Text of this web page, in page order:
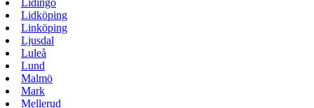
Lidingö
Lidköping
Linköping
Ljusdal
Luleå
Lund
Malmö
Mark
Mellerud